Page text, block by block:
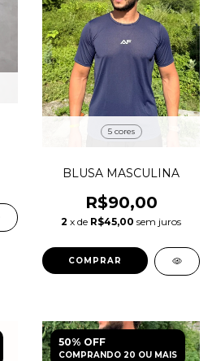
5 cores
BLUSA MASCULINA
R$90,00
2 x de R$45,00 sem juros
COMPRAR
50% OFF
COMPRANDO 20 OU MAIS